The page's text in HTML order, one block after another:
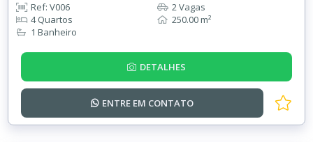
Ref: V006
4 Quartos
1 Banheiro
2 Vagas
250.00 m²
DETALHES
ENTRE EM CONTATO